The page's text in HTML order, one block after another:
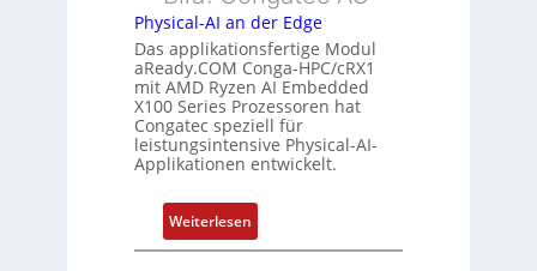
n
g
h
e
r
c
a
t
-
r
c
Physical-AI an der Edge
Das applikationsfertige Modul
aReady.COM Conga-HPC/cRX1
mit AMD Ryzen AI Embedded
X100 Series Prozessoren hat
Congatec speziell für
leistungsintensive Physical-AI-
Applikationen entwickelt.
Weiterlesen:
P